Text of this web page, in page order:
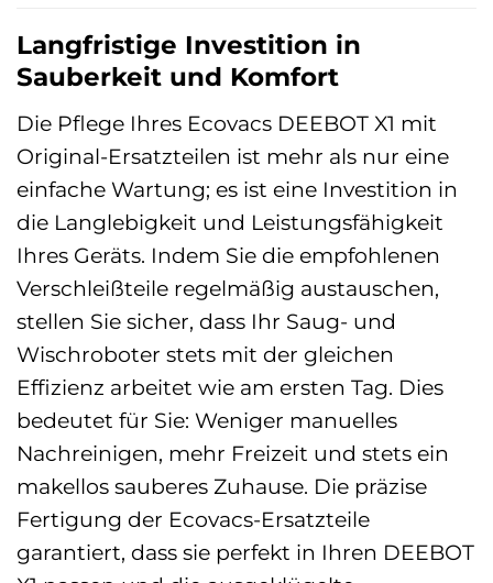
Langfristige Investition in
Sauberkeit und Komfort
Die Pflege Ihres Ecovacs DEEBOT X1 mit
Original-Ersatzteilen ist mehr als nur eine
einfache Wartung; es ist eine Investition in
die Langlebigkeit und Leistungsfähigkeit
Ihres Geräts. Indem Sie die empfohlenen
Verschleißteile regelmäßig austauschen,
stellen Sie sicher, dass Ihr Saug- und
Wischroboter stets mit der gleichen
Effizienz arbeitet wie am ersten Tag. Dies
bedeutet für Sie: Weniger manuelles
Nachreinigen, mehr Freizeit und stets ein
makellos sauberes Zuhause. Die präzise
Fertigung der Ecovacs-Ersatzteile
garantiert, dass sie perfekt in Ihren DEEBOT